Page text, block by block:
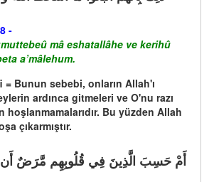
-
mâ eshatallâhe ve kerihû
a’mâlehum.
= Bunun sebebi, onların Allah'ı
ardınca gitmeleri ve O'nu razı
hoşlanmamalarıdır. Bu yüzden Allah
çıkarmıştır.